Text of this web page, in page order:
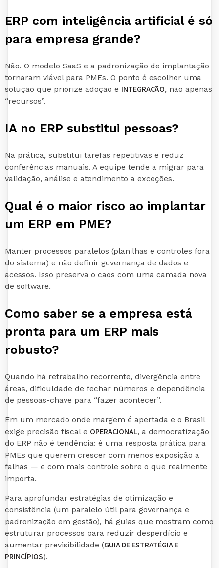
ERP com inteligência artificial é só
para empresa grande?
Não. O modelo SaaS e a padronização de implantação
tornaram viável para PMEs. O ponto é escolher uma
solução que priorize adoção e INTEGRAÇÃO, não apenas
“recursos”.
IA no ERP substitui pessoas?
Na prática, substitui tarefas repetitivas e reduz
conferências manuais. A equipe tende a migrar para
validação, análise e atendimento a exceções.
Qual é o maior risco ao implantar
um ERP em PME?
Manter processos paralelos (planilhas e controles fora
do sistema) e não definir governança de dados e
acessos. Isso preserva o caos com uma camada nova
de software.
Como saber se a empresa está
pronta para um ERP mais
robusto?
Quando há retrabalho recorrente, divergência entre
áreas, dificuldade de fechar números e dependência
de pessoas-chave para “fazer acontecer”.
Em um mercado onde margem é apertada e o Brasil
exige precisão fiscal e OPERACIONAL, a democratização
do ERP não é tendência: é uma resposta prática para
PMEs que querem crescer com menos exposição a
falhas — e com mais controle sobre o que realmente
importa.
Para aprofundar estratégias de otimização e
consistência (um paralelo útil para governança e
padronização em gestão), há guias que mostram como
estruturar processos para reduzir desperdício e
aumentar previsibilidade (GUIA DE ESTRATÉGIA E
PRINCÍPIOS).